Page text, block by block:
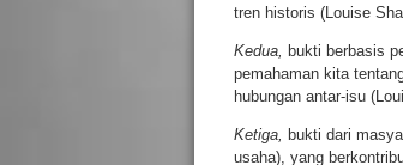
tren historis (Louise
Kedua, bukti berbasis
pemahaman kita
hubungan antar-isu
Ketiga, bukti dari
usaha), yang